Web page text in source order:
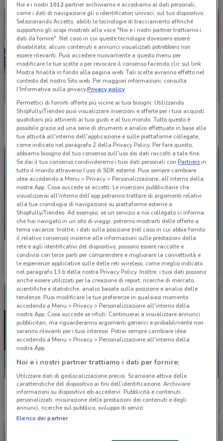
Brico Sapiens
Scade il 22/09 1 km
BENU Farmacia
Scade il 08/09 5.4 km
Welcome Travel
Scade il 30/09 5.8 km
Welcome Travel
Scade il 30/09 5.8 km
Costa Crociere
Scade il 22/09 5.8 km
TIM
Scade il 31/12
Noi e i nostri 1012partner archiviamo e accediamo ai dati personali,
come i dati di navigazione gli o identificatori univoci, sul tuo dispositivo.
Selezionando Accetto, abiliti le tecnologie di tracciamento affinché
supportino gli scopi mostrati alla voce "Noi e i nostri partner trattiamo i
dati da fornire". Nel caso in cui queste tecnologie dovessero essere
disabilitate, alcuni contenuti e annunci visualizzati potrebbero non
essere rilevanti. Puoi accedere nuovamente a questo menu per
modificare le tue scelte o per revocare il consenso facendo clic sul link
Mostra finalità in fondo alla pagina web. Tali scelte avranno effetto nel
contesto del nostro Sito web. Per maggiori informazioni, consulta
l'Informativa sulla privacy.Privacy policy
Permettici di fornirti offerte più vicine ai tuoi bisogni: Utilizzando
Shopfully/Tiendeo puoi visualizzare inserzioni e offerte per i tuoi acquisti
quotidiani più attinenti ai tuoi gusti e al tuo mondo. Tutto questo è
possibile grazie ad una serie di strumenti e analisi effettuate in base alle
tue attività all'interno dell'applicazione e sulle piattaforme collegate,
come indicato nel paragrafo 2 della Privacy Policy. Per fare questo,
abbiamo bisogno del tuo consenso sull'uso dei dati raccolti a tale fine.
Se dai il tuo consenso condivideremo i tuoi dati personali conPartnersin
tutto il mondo attraverso l’uso di SDK esterne. Puoi sempre cambiare
idea accedendo a Menu > Privacy > Personalizzazione, all’interno della
nostra App. Cosa succede se accetti: Le inserzioni pubblicitarie che
visualizzerai all'interno dell’app potranno trattare di argomenti relativi
alla tua cronologia di navigazione su piattaforme esterne a
Shopfully/Tiendeo. Ad esempio, se un servizio a noi collegato ci informa
che hai navigato in un sito di viaggi, potremo mostrarti delle offerte a
tema vacanze. Inoltre, i dati sulla posizione (nel caso in cui abbia fornito
il relativo consenso) insieme alle informazioni sulle prestazioni della
rete e agli identificativi del dispositivo, possono essere raccolte e
condivisi con terze parti per comprendere e migliorare la connettività e
le esperienze applicative sulle delle reti wireless, come meglio indicato
nel paragrafo 13.b della nostra Privacy Policy. Inoltre, i tuoi dati possono
anche essere utilizzati per la creazione di report, ricerche di mercato,
scientifiche e statistiche, analisi basate sulla posizione e analisi delle
tendenze. Puoi modificare le tue preferenze in qualsiasi momento
accedendo a Menu > Privacy > Personalizzazione all'interno della
nostra App. Cosa succede se rifiuti: Continuerai a visualizzare annunci
pubblicitari, ma riguarderanno argomenti generici e probabilmente non
saranno rilevanti per i tuoi interessi. Potrai sempre cambiare idea
accedendo a Menu > Privacy > Personalizzazione all'interno della
nostra App.
Noi e i nostri partner trattiamo i dati per fornire:
Utilizzare dati di geolocalizzazione precisi. Scansione attiva delle
caratteristiche del dispositivo ai fini dell’identificazione. Archiviare
informazioni su dispositivo e/o accedervi. Pubblicità e contenuti
personalizzati, misurazione delle prestazioni dei contenuti e degli
annunci, ricerche sul pubblico, sviluppo di servizi.
Elenco dei partner